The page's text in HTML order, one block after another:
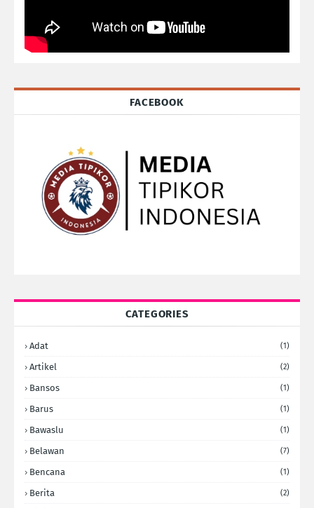
FACEBOOK
CATEGORIES
Adat (1)
Artikel (2)
Bansos (1)
Barus (1)
Bawaslu (1)
Belawan (7)
Bencana (1)
Berita (2)